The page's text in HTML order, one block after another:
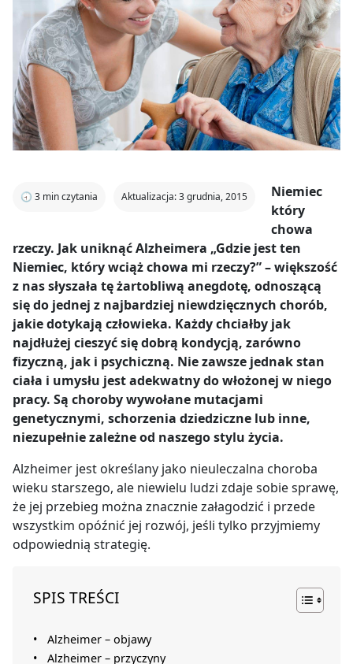
🕣 3 min czytania Aktualizacja: 3 grudnia, 2015
Niemiec
który
chowa
rzeczy. Jak uniknąć Alzheimera „Gdzie jest ten
Niemiec, który wciąż chowa mi rzeczy?” – większość
z nas słyszała tę żartobliwą anegdotę, odnoszącą
się do jednej z najbardziej niewdzięcznych chorób,
jakie dotykają człowieka. Każdy chciałby jak
najdłużej cieszyć się dobrą kondycją, zarówno
fizyczną, jak i psychiczną. Nie zawsze jednak stan
ciała i umysłu jest adekwatny do włożonej w niego
pracy. Są choroby wywołane mutacjami
genetycznymi, schorzenia dziedziczne lub inne,
niezupełnie zależne od naszego stylu życia.
Alzheimer jest określany jako nieuleczalna choroba
wieku starszego, ale niewielu ludzi zdaje sobie sprawę,
że jej przebieg można znacznie załagodzić i przede
wszystkim opóźnić jej rozwój, jeśli tylko przyjmiemy
odpowiednią strategię.
SPIS TREŚCI
Alzheimer – objawy
Alzheimer – przyczyny